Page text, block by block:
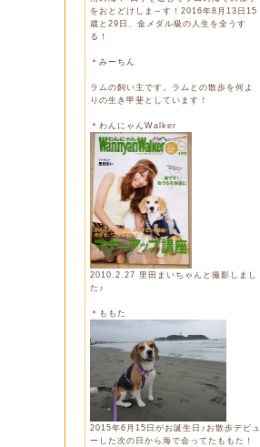
をおとどけしま～す！2016年8月13日15
歳と29日、金メダル級の人生を全うす
る！
＊みーちん
ラムの飼い主です。ラムとの散歩を何よ
りの生き甲斐としています！
＊わんにゃんWalker
2010.2.27 里田まいちゃんと撮影しまし
た♪
＊ももた
2015年6月15日がお誕生日♪お散歩デビュ
ーした次の日から海で会ってたももた！